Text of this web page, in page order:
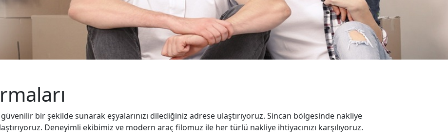
bir şekilde sunarak eşyalarınızı dilediğiniz adrese ulaştırıyoruz. Sincan bölgesinde nakliye
Deneyimli ekibimiz ve modern araç filomuz ile her türlü nakliye ihtiyacınızı karşılıyoruz.